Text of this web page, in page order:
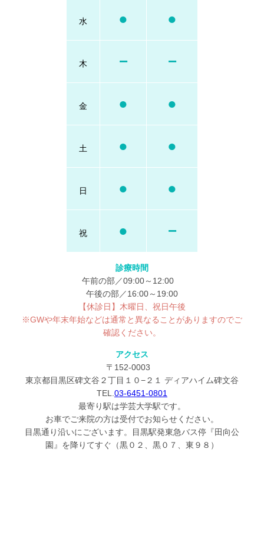
水 ● ●
木 − −
金 ● ●
土 ● ●
日 ● ●
祝 ● −
診療時間
午前の部／09:00～12:00
午後の部／16:00～19:00
【休診日】木曜日、祝日午後
※GWや年末年始などは通常と異なることがありますのでご
確認ください。
アクセス
〒152-0003
東京都目黒区碑文谷２丁目１０−２１ ディアハイム碑文谷
TEL.03-6451-0801
最寄り駅は学芸大学駅です。
お車でご来院の方は受付でお知らせください。
目黒通り沿いにございます。目黒駅発東急バス停『田向公
園』を降りてすぐ（黒０２、黒０７、東９８）